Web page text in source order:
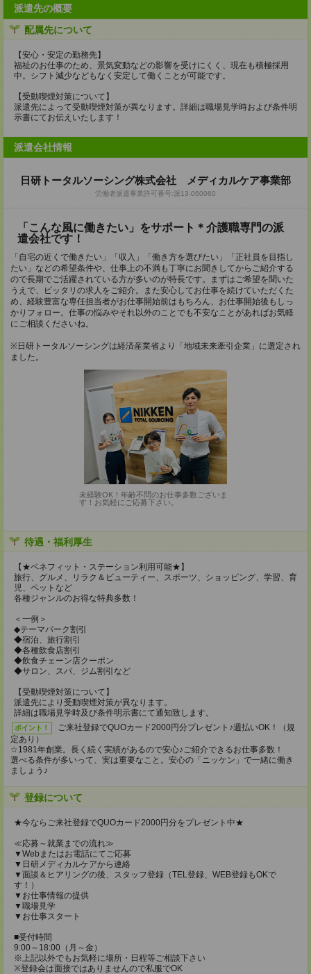
派遣先の概要
配属先について
【安心・安定の勤務先】
福祉のお仕事のため、景気変動などの影響を受けにくく、現在も積極採用
中。シフト減少などもなく安定して働くことが可能です。
【受動喫煙対策について】
派遣先によって受動喫煙対策が異なります。詳細は職場見学時および条件明
示書にてお伝えいたします！
派遣会社情報
日研トータルソーシング株式会社 メディカルケア事業部
労働者派遣事業許可番号:派13-060060
「こんな風に働きたい」をサポート＊介護職専門の派
遣会社です！
「自宅の近くで働きたい」「収入」「働き方を選びたい」「正社員を目指し
たい」などの希望条件や、仕事上の不満も丁寧にお聞きしてからご紹介する
ので長期でご活躍されている方が多いのが特長です。まずはご希望を聞いた
うえで、ピッタリの求人をご紹介。また安心してお仕事を続けていただくた
め、経験豊富な専任担当者がお仕事開始前はもちろん、お仕事開始後もしっ
かりフォロー。仕事の悩みやそれ以外のことでも不安なことがあればお気軽
にご相談くださいね。
※日研トータルソーシングは経済産業省より「地域未来牽引企業」に選定され
ました。
未経験OK！年齢不問のお仕事多数ございま
す！お気軽にご応募下さい。
待遇・福利厚生
【★ベネフィット・ステーション利用可能★】
旅行、グルメ、リラク＆ビューティー、スポーツ、ショッピング、学習、育
児、ペットなど
各種ジャンルのお得な特典多数！
＜一例＞
◆テーマパーク割引
◆宿泊、旅行割引
◆各種飲食店割引
◆飲食チェーン店クーポン
◆サロン、スパ、ジム割引など
【受動喫煙対策について】
派遣先により受動喫煙対策が異なります。
詳細は職場見学時及び条件明示書にて通知致します。
ポイント！
ご来社登録でQUOカード2000円分プレゼント♪週払いOK！（規
定あり）
☆1981年創業。長く続く実績があるので安心♪ご紹介できるお仕事多数！
選べる条件が多いって、実は重要なこと。安心の「ニッケン」で一緒に働き
ましょう♪
登録について
★今ならご来社登録でQUOカード2000円分をプレゼント中★
≪応募～就業までの流れ≫
▼Webまたはお電話にてご応募
▼日研メディカルケアから連絡
▼面談＆ヒアリングの後、スタッフ登録（TEL登録、WEB登録もOKで
す！）
▼お仕事情報の提供
▼職場見学
▼お仕事スタート
■受付時間
9:00～18:00（月～金）
※上記以外でもお気軽に場所・日程等ご相談下さい
※登録会は面接ではありませんので私服でOK